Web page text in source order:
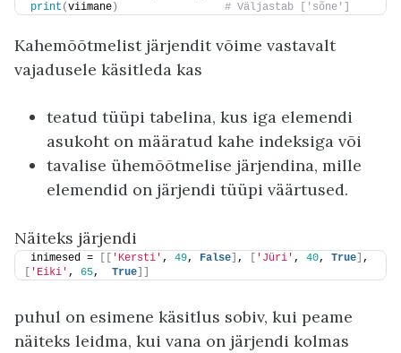
print (viimane ) # Väljastab ['sõne']
Kahemõõtmelist järjendit võime vastavalt
vajadusele käsitleda kas
teatud tüüpi tabelina, kus iga elemendi
asukoht on määratud kahe indeksiga või
tavalise ühemõõtmelise järjendina, mille
elemendid on järjendi tüüpi väärtused.
Näiteks järjendi
inimesed = [[ 'Kersti' , 49, False] , [ 'Jüri' , 40, True]
[ 'Eiki' , 65, True]]
puhul on esimene käsitlus sobiv, kui peame
näiteks leidma, kui vana on järjendi kolmas